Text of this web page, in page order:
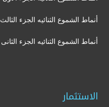
أنماط الشموع الثنائيه الجزء الثالث
أنماط الشموع الثنائيه الجزء الثانى
الاستثمار